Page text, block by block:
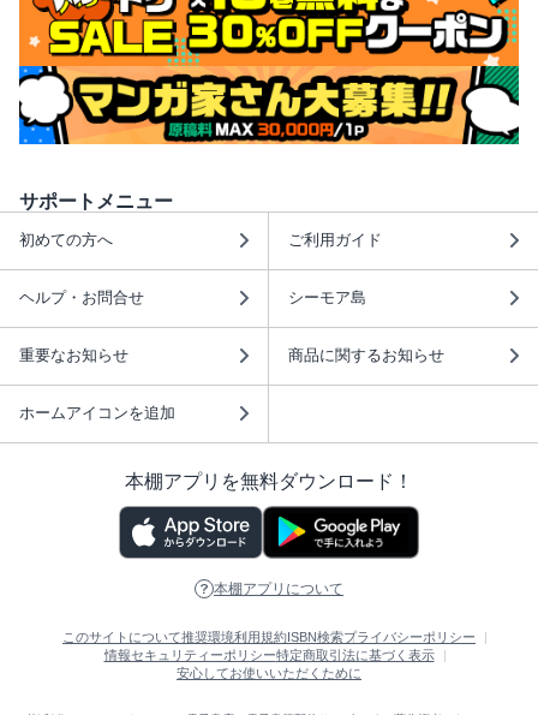
サポートメニュー
初めての方へ ご利用ガイド
ヘルプ・お問合せ シーモア島
重要なお知らせ 商品に関するお知らせ
ホームアイコンを追加
本棚アプリを無料ダウンロード！
本棚アプリについて
このサイトについて推奨環境利用規約ISBN検索プライバシーポリシー
情報セキュリティーポリシー特定商取引法に基づく表示
安心してお使いいただくために